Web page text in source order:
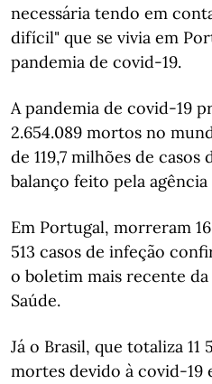
necessária tendo em
difícil" que se vivia em
pandemia de covid-19.
A pandemia de covid-19
2.654.089 mortos no
de 119,7 milhões de
balanço feito pela agência
Em Portugal, morreram
513 casos de infeção
o boletim mais recente
Saúde.
Já o Brasil, que totaliza 11
mortes devido à covid-19